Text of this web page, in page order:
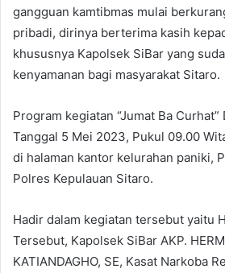
gangguan kamtibmas mulai
pribadi, dirinya berterima kasih
khususnya Kapolsek SiBar yang
kenyamanan bagi masyarakat Sitaro.
Program kegiatan “Jumat Ba
Tanggal 5 Mei 2023, Pukul 09.00
di halaman kantor kelurahan paniki,
Polres Kepulauan Sitaro.
Hadir dalam kegiatan tersebut yaitu
Tersebut, Kapolsek SiBar AKP.
KATIANDAGHO, SE, Kasat Narkoba